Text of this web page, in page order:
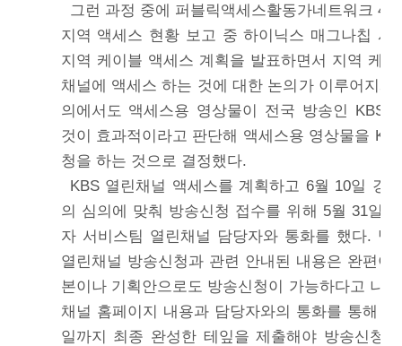
그런 과정 중에 퍼블릭액세스활동가네트워크 4
지역 액세스 현황 보고 중 하이닉스 매그나칩 사
지역 케이블 액세스 계획을 발표하면서 지역 케
채널에 액세스 하는 것에 대한 논의가 이루어지게
의에서도 액세스용 영상물이 전국 방송인 KBS
것이 효과적이라고 판단해 액세스용 영상물을
청을 하는 것으로 결정했다.
KBS 열린채널 액세스를 계획하고 6월 10일 경
의 심의에 맞춰 방송신청 접수를 위해 5월 31일
자 서비스팀 열린채널 담당자와 통화를 했다. 방
열린채널 방송신청과 관련 안내된 내용은 완편이
본이나 기획안으로도 방송신청이 가능하다고 나
채널 홈페이지 내용과 담당자와의 통화를 통해
일까지 최종 완성한 테잎을 제출해야 방송신청